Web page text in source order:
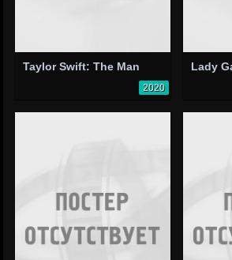
Taylor Swift: The Man
2020